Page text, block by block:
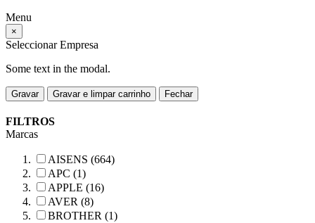
Menu
×
Seleccionar Empresa
Some text in the modal.
Gravar Gravar e limpar carrinho Fechar
FILTROS
Marcas
AISENS (664)
APC (1)
APPLE (16)
AVER (8)
BROTHER (1)